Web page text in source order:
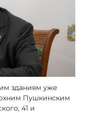
зданиям уже
Пушкинским
41 и